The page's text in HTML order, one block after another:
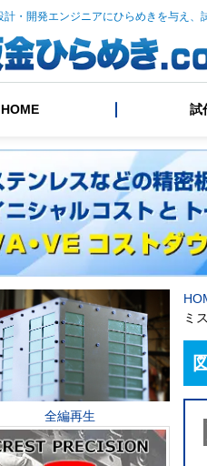
計・開発エンジニアにひらめきを与え
HOME 試
ミ
全編再生